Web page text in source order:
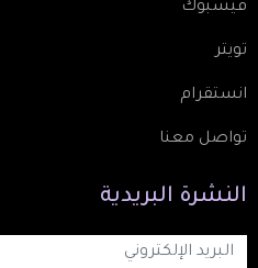
فيسبوك
تويتر
انستقرام
تواصل معنا
النشرة البريدية